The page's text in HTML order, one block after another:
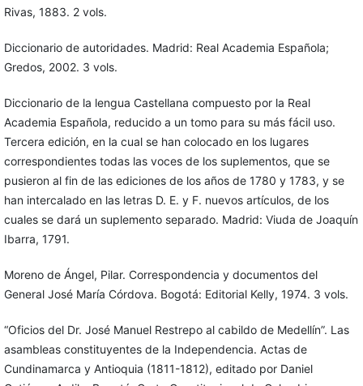
Rivas, 1883. 2 vols.
Diccionario de autoridades. Madrid: Real Academia Española;
Gredos, 2002. 3 vols.
Diccionario de la lengua Castellana compuesto por la Real
Academia Española, reducido a un tomo para su más fácil uso.
Tercera edición, en la cual se han colocado en los lugares
correspondientes todas las voces de los suplementos, que se
pusieron al fin de las ediciones de los años de 1780 y 1783, y se
han intercalado en las letras D. E. y F. nuevos artículos, de los
cuales se dará un suplemento separado. Madrid: Viuda de Joaquín
Ibarra, 1791.
Moreno de Ángel, Pilar. Correspondencia y documentos del
General José María Córdova. Bogotá: Editorial Kelly, 1974. 3 vols.
“Oficios del Dr. José Manuel Restrepo al cabildo de Medellín”. Las
asambleas constituyentes de la Independencia. Actas de
Cundinamarca y Antioquia (1811-1812), editado por Daniel